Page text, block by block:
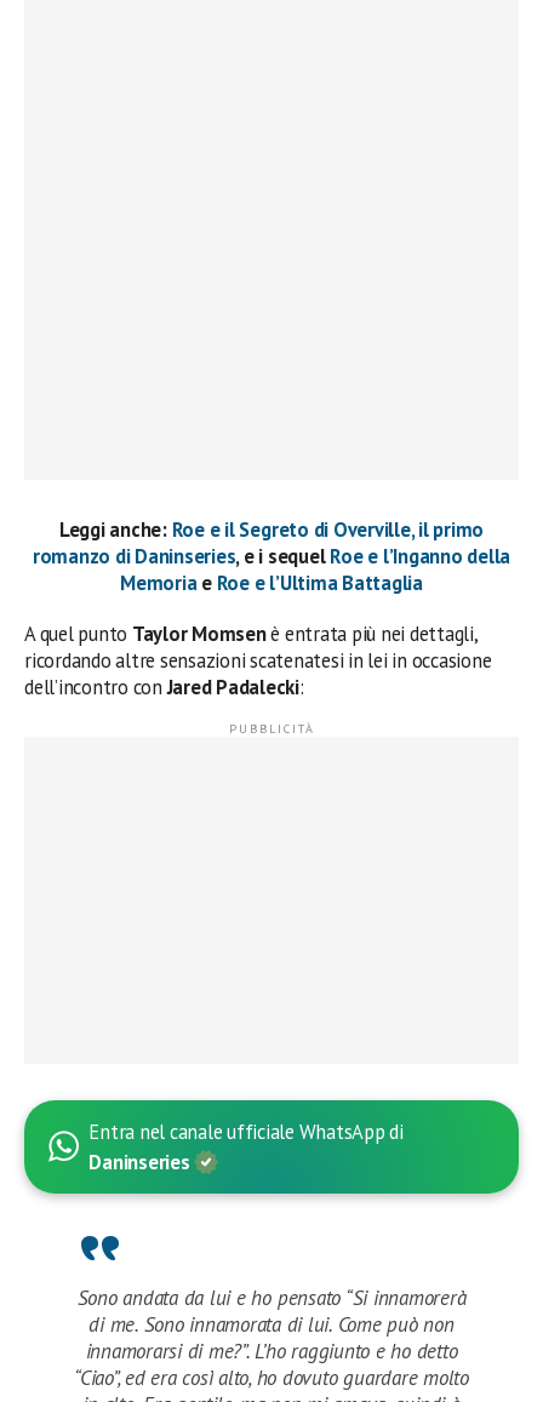
Leggi anche: Roe e il Segreto di Overville, il primo
romanzo di Daninseries, e i sequelRoe e l’Inganno della
Memoriae Roe e l’Ultima Battaglia
A quel punto Taylor Momsenè entrata più nei dettagli,
ricordando altre sensazioni scatenatesi in lei in occasione
dell’incontro conJared Padalecki:
Entra nel canale ufficiale WhatsApp di
Daninseries
Sono andata da lui e ho pensato “Si innamorerà
di me. Sono innamorata di lui. Come può non
innamorarsi di me?”. L’ho raggiunto e ho detto
“Ciao”, ed era così alto, ho dovuto guardare molto